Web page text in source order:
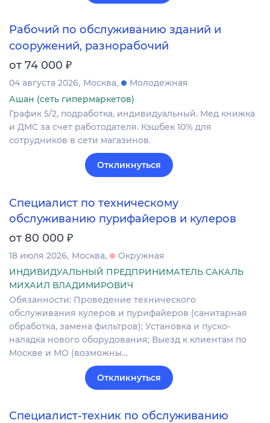
Рабочий по обслуживанию зданий и
сооружений, разнорабочий
от 74 000 ₽
04 августа 2026 Москва
Молодежная
Ашан (сеть гипермаркетов)
График 5/2, подработка, индивидуальный. Мед книжка
и ДМС за счет работодателя. Кэшбек 10% для
сотрудников в сети магазинов.
Откликнуться
Специалист по техническому
обслуживанию пурифайеров и кулеров
от 80 000 ₽
18 июля 2026 Москва
Окружная
ИНДИВИДУАЛЬНЫЙ ПРЕДПРИНИМАТЕЛЬ САКАЛЬ
МИХАИЛ ВЛАДИМИРОВИЧ
Обязанности: Проведение технического
обслуживания кулеров и пурифайеров (санитарная
обработка, замена фильтров); Установка и пуско-
наладка нового оборудования; Выезд к клиентам по
Москве и МО (возможны…
Откликнуться
Специалист-техник по обслуживанию